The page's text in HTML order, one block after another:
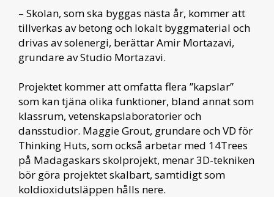
– Skolan, som ska byggas nästa år, kommer att
tillverkas av betong och lokalt byggmaterial och
drivas av solenergi, berättar Amir Mortazavi,
grundare av Studio Mortazavi.
Projektet kommer att omfatta flera ”kapslar”
som kan tjäna olika funktioner, bland annat som
klassrum, vetenskapslaboratorier och
dansstudior. Maggie Grout, grundare och VD för
Thinking Huts, som också arbetar med 14Trees
på Madagaskars skolprojekt, menar 3D-tekniken
bör göra projektet skalbart, samtidigt som
koldioxidutsläppen hålls nere.